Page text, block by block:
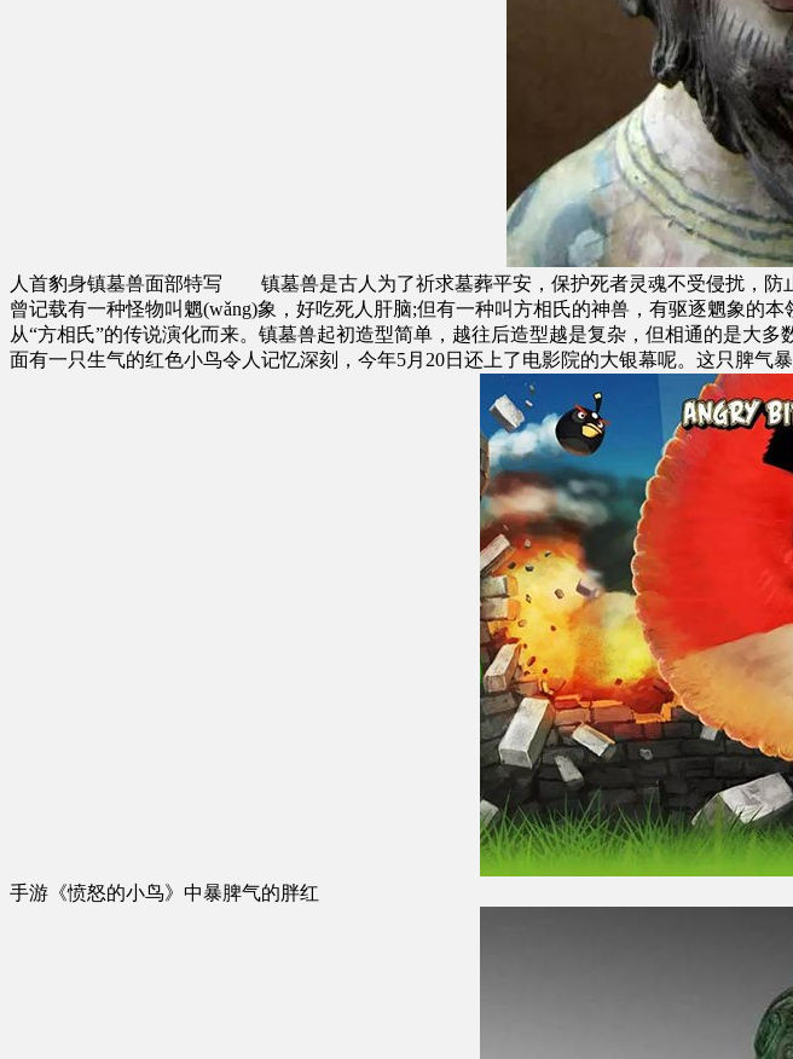
人首豹身镇墓兽面部特写 镇墓兽是古人为了祈求墓葬平安，保护死者灵魂不受侵扰
曾记载有一种怪物叫魍(wǎng)象，好吃死人肝脑;但有一种叫方相氏的神兽，有驱逐魍象的
从“方相氏”的传说演化而来。镇墓兽起初造型简单，越往后造型越是复杂，但相通的
面有一只生气的红色小鸟令人记忆深刻，今年5月20日还上了电影院的大银幕呢。这只脾气暴
手游《愤怒的小鸟》中暴脾气的胖红